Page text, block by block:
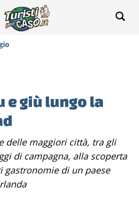
e giù lungo la
di campagna, alla scoperta
gastronomie di un paese